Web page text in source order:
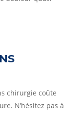
chirurgie coûte
N’hésitez pas à